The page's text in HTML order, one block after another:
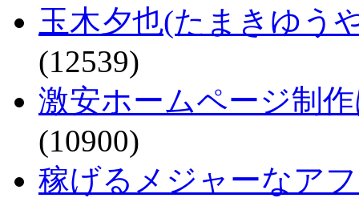
玉木夕也(たまきゆう
(12539)
激安ホームページ制
(10900)
稼げるメジャーなア